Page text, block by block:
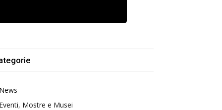
Mostre e Musei